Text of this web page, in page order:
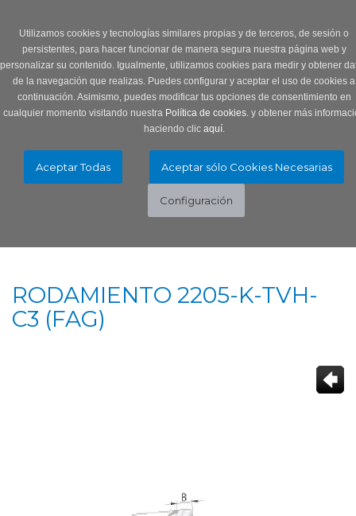
Utilizamos cookies y tecnologías similares propias y de terceros, de sesión o
persistentes, para hacer funcionar de manera segura nuestra página web y
personalizar su contenido. Igualmente, utilizamos cookies para medir y obtener
de la navegación que realizas. Puedes configurar y aceptar el uso de cookies a
continuación. Asimismo, puedes modificar tus opciones de consentimiento en
cualquier momento visitando nuestra Política de cookies.y obtener más
haciendo clic aquí.
RODAMIENTO 2205-K-TVH-
C3 (FAG)